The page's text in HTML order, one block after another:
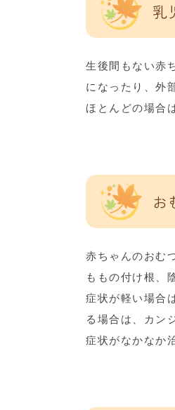
乳
生後間もない赤
になったり、外
ほとんどの場合
お
赤ちゃんのおむ
ももの付け根、
症状が軽い場合
る場合は、カン
症状がなかなか